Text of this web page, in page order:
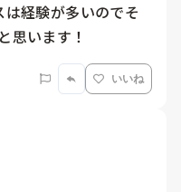
経験が多いのでそ
思います！
いいね